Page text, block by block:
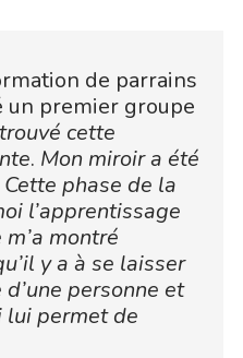
de parrains
un premier groupe
trouvé cette
. Mon miroir a été
phase de la
l’apprentissage
montré
y a à se laisser
personne et
lui permet de